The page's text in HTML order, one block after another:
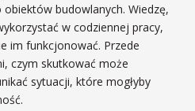
budowlanych. Wiedzę,
w codziennej pracy,
im funkcjonować. Przede
czym skutkować może
sytuacji, które mogłyby